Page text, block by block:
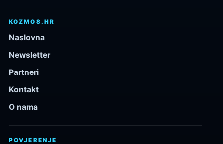
KOZMOS.HR
Naslovna
Newsletter
Partneri
Kontakt
O nama
POVJERENJE